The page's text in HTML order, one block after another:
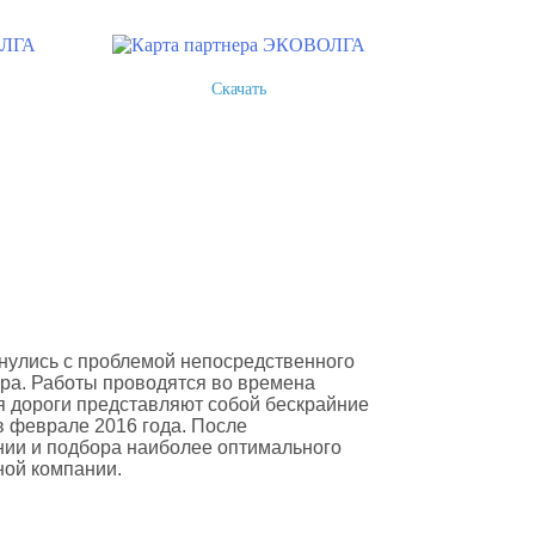
Скачать
с проблемой непосредственного
Работы проводятся во времена
дороги представляют собой бескрайние
феврале 2016 года. После
и подбора наиболее оптимального
компании.